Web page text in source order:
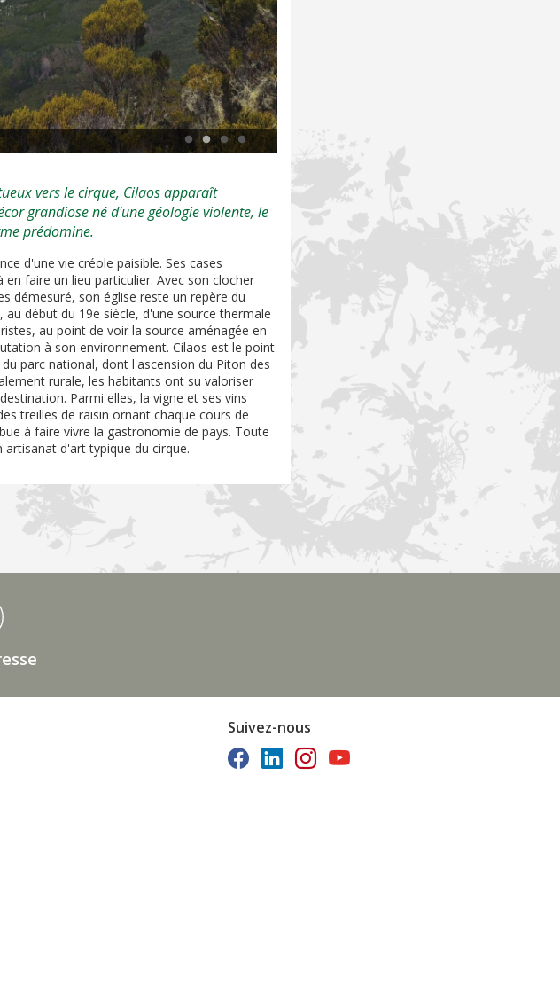
vers le cirque, Cilaos apparaît
grandiose né d'une géologie violente, le
prédomine.
d'une vie créole paisible. Ses cases
faire un lieu particulier. Avec son clocher
démesuré, son église reste un repère du
début du 19e siècle, d'une source thermale
au point de voir la source aménagée en
à son environnement. Cilaos est le point
parc national, dont l'ascension du Piton des
rurale, les habitants ont su valoriser
Parmi elles, la vigne et ses vins
treilles de raisin ornant chaque cours de
à faire vivre la gastronomie de pays. Toute
d'art typique du cirque.
Suivez-nous